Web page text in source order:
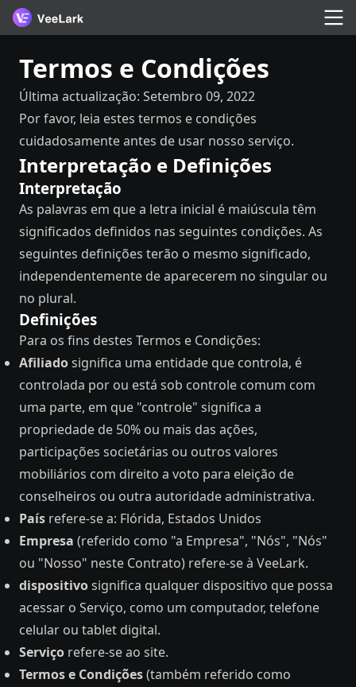
Termos e Condições
Última actualização: Setembro 09, 2022
Por favor, leia estes termos e condições
cuidadosamente antes de usar nosso serviço.
Interpretação e Definições
Interpretação
As palavras em que a letra inicial é maiúscula têm
significados definidos nas seguintes condições. As
seguintes definições terão o mesmo significado,
independentemente de aparecerem no singular ou
no plural.
Definições
Para os fins destes Termos e Condições:
Afiliadosignifica uma entidade que controla, é
controlada por ou está sob controle comum com
uma parte, em que "controle" significa a
propriedade de 50% ou mais das ações,
participações societárias ou outros valores
mobiliários com direito a voto para eleição de
conselheiros ou outra autoridade administrativa.
País refere-se a: Flórida, Estados Unidos
Empresa (referido como "a Empresa", "Nós", "Nós"
ou "Nosso" neste Contrato) refere-se à VeeLark.
dispositivosignifica qualquer dispositivo que possa
acessar o Serviço, como um computador, telefone
celular ou tablet digital.
Serviço refere-se ao site.
Termos e Condições(também referido como